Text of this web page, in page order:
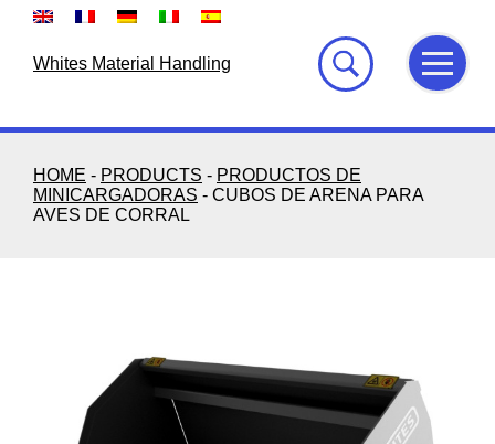
Skip
Whites Material Handling
HOME - PRODUCTS - PRODUCTOS DE
MINICARGADORAS - CUBOS DE ARENA PARA
AVES DE CORRAL